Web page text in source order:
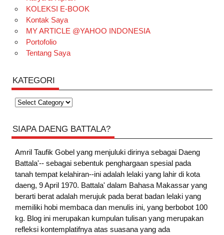
KOLEKSI E-BOOK
Kontak Saya
MY ARTICLE @YAHOO INDONESIA
Portofolio
Tentang Saya
KATEGORI
Kategori
SIAPA DAENG BATTALA?
Amril Taufik Gobelyang menjuluki dirinya sebagai Daeng
Battala'-- sebagai sebentuk penghargaan spesial pada
tanah tempat kelahiran--ini adalah lelaki yang lahir di kota
daeng, 9 April 1970. Battala' dalam Bahasa Makassar yang
berarti berat adalah merujuk pada berat badan lelaki yang
memiliki hobi membaca dan menulis ini, yang berbobot 100
kg. Blog ini merupakan kumpulan tulisan yang merupakan
refleksi kontemplatifnya atas suasana yang ada